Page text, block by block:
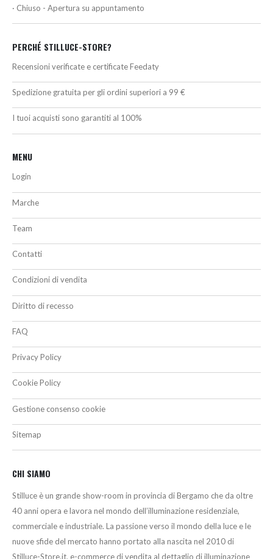
· Chiuso - Apertura su appuntamento
PERCHÉ STILLUCE-STORE?
Recensioni verificate e certificate Feedaty
Spedizione gratuita per gli ordini superiori a 99 €
I tuoi acquisti sono garantiti al 100%
MENU
Login
Marche
Team
Contatti
Condizioni di vendita
Diritto di recesso
FAQ
Privacy Policy
Cookie Policy
Gestione consenso cookie
Sitemap
CHI SIAMO
Stilluce è un grande show-room in provincia di Bergamo che da oltre
40 anni opera e lavora nel mondo dell’illuminazione residenziale,
commerciale e industriale. La passione verso il mondo della luce e le
nuove sfide del mercato hanno portato alla nascita nel 2010 di
Stilluce-Store.it, e-commerce di vendita al dettaglio di illuminazione